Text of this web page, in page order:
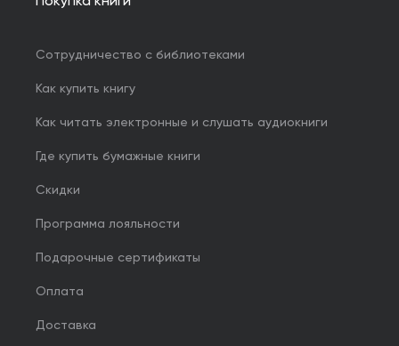
Сотрудничество с библиотеками
Как купить книгу
Как читать электронные и слушать аудиокниги
Где купить бумажные книги
Скидки
Программа лояльности
Подарочные сертификаты
Оплата
Доставка